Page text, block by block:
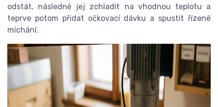
odstát, následně jej zchladit na vhodnou teplotu a
teprve potom přidat očkovací dávku a spustit řízené
míchání.